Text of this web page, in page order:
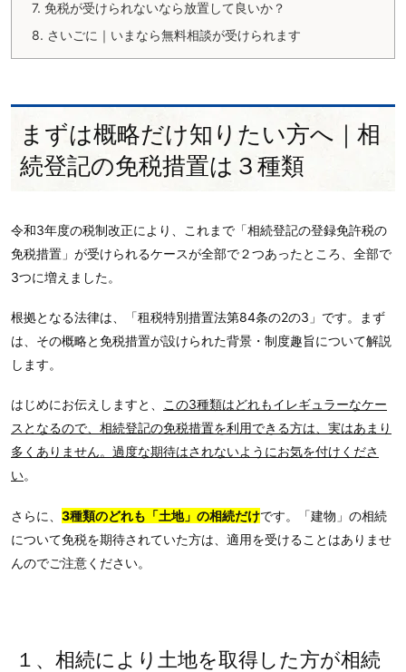
7. 免税が受けられないなら放置して良いか？
8. さいごに｜いまなら無料相談が受けられます
まずは概略だけ知りたい方へ｜相
続登記の免税措置は３種類
令和3年度の税制改正により、これまで「相続登記の登録免許税の
免税措置」が受けられるケースが全部で２つあったところ、全部で
3つに増えました。
根拠となる法律は、「租税特別措置法第84条の2の3」です。まず
は、その概略と免税措置が設けられた背景・制度趣旨について解説
します。
はじめにお伝えしますと、 この3種類はどれもイレギュラーなケー
スとなるので、相続登記の免税措置を利用できる方は、実はあまり
多くありません。過度な期待はされないようにお気を付けくださ
い。
さらに、 3種類のどれも「土地」の相続だけです。「建物」の相続
について免税を期待されていた方は、適用を受けることはありませ
んのでご注意ください。
１、相続により土地を取得した方が相続